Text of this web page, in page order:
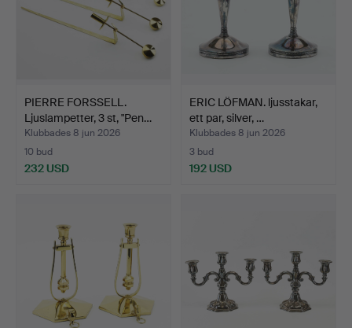
PIERRE FORSSELL.
Ljuslampetter, 3 st, "Pen…
Klubbades 8 jun 2026
10 bud
232 USD
ERIC LÖFMAN. ljusstakar,
ett par, silver, …
Klubbades 8 jun 2026
3 bud
192 USD